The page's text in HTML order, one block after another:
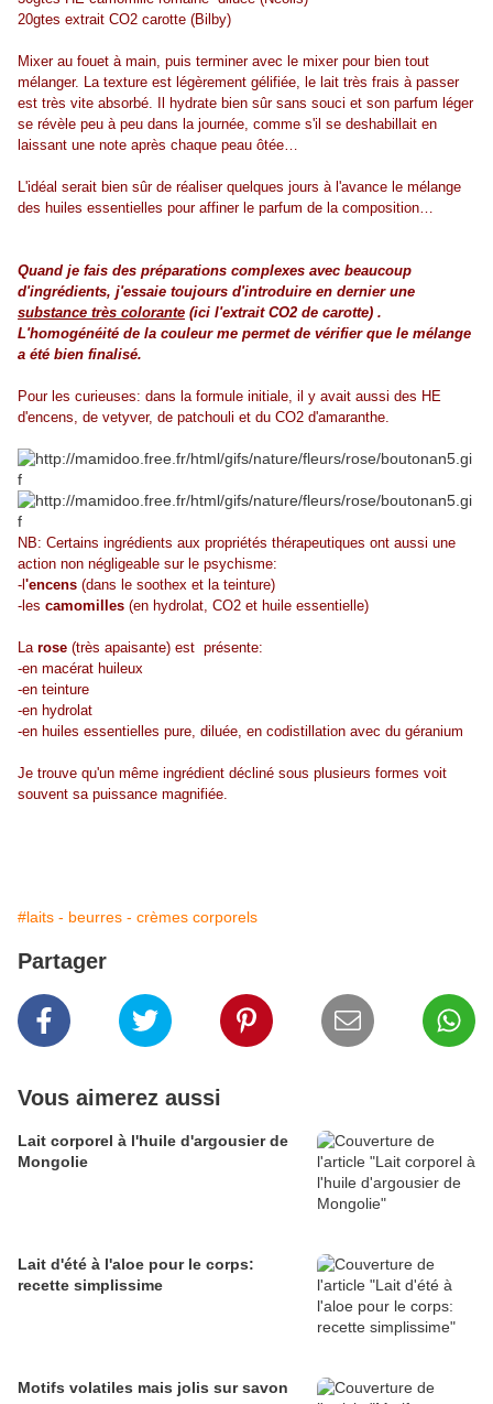
20gtes extrait CO2 carotte (Bilby)
Mixer au fouet à main, puis terminer avec le mixer pour bien tout
mélanger. La texture est légèrement gélifiée, le lait très frais à passer
est très vite absorbé. Il hydrate bien sûr sans souci et son parfum léger
se révèle peu à peu dans la journée, comme s'il se deshabillait en
laissant une note après chaque peau ôtée…
L'idéal serait bien sûr de réaliser quelques jours à l'avance le mélange
des huiles essentielles pour affiner le parfum de la composition…
Quand je fais des préparations complexes avec beaucoup
d'ingrédients, j'essaie toujours d'introduire en dernier une
substance très colorante (ici l'extrait CO2 de carotte) .
L'homogénéité de la couleur me permet de vérifier que le mélange
a été bien finalisé.
Pour les curieuses: dans la formule initiale, il y avait aussi des HE
d'encens, de vetyver, de patchouli et du CO2 d'amaranthe.
NB: Certains ingrédients aux propriétés thérapeutiques ont aussi une
action non négligeable sur le psychisme:
-l 'encens (dans le soothex et la teinture)
-les camomilles (en hydrolat, CO2 et huile essentielle)
La rose (très apaisante) est présente:
-en macérat huileux
-en teinture
-en hydrolat
-en huiles essentielles pure, diluée, en codistillation avec du géranium
Je trouve qu'un même ingrédient décliné sous plusieurs formes voit
souvent sa puissance magnifiée.
#laits - beurres - crèmes corporels
Partager
Vous aimerez aussi
Lait corporel à l'huile d'argousier de
Mongolie
Lait d'été à l'aloe pour le corps:
recette simplissime
Motifs volatiles mais jolis sur savon